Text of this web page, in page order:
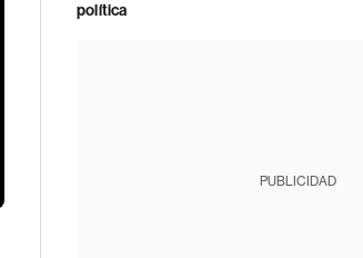
política
PUBLICIDAD